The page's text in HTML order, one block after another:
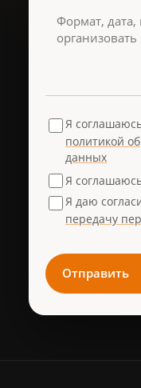
Я
политикой
данных
Я
Я даю
передачу
Отправить